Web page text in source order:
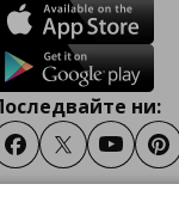
ни:
FacebookTwitterYoutube